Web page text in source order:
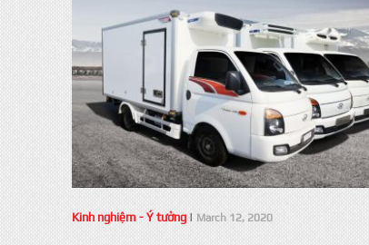
Kinh nghiệm - Ý tưởng | March 12, 2020